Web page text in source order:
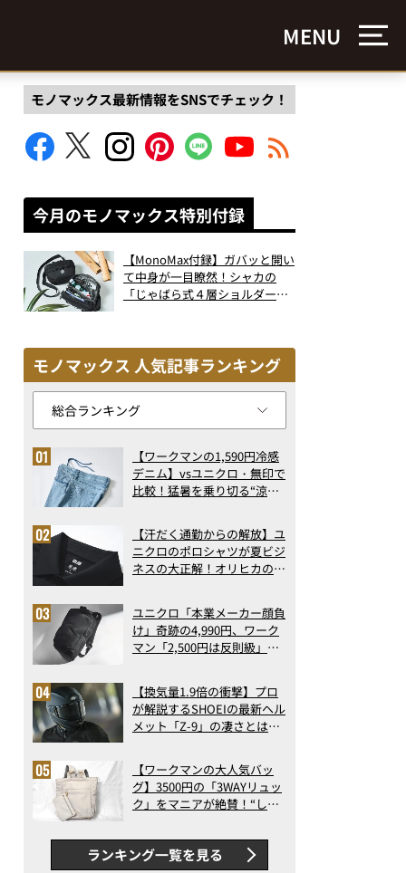
MENU
モノマックス最新情報をSNSでチェック！
今月のモノマックス特別付録
【MonoMax付録】ガバッと開い
て中身が一目瞭然！シャカの
「じゃばら式４層ショルダーバ
モノマックス 人気記事ランキング
【ワークマンの1,590円冷感
デニム】vsユニクロ・無印で
比較！猛暑を乗り切る“涼感
で決定版
【汗だく通勤からの解放】ユ
ニクロのポロシャツが夏ビジ
ネスの大正解！オリヒカの透
アの実力
ユニクロ「本業メーカー顔負
け」奇跡の4,990円、ワーク
マン「2,500円は反則級」凄
ト3】（2026年6月版）
【換気量1.9倍の衝撃】プロ
が解説するSHOEIの最新ヘル
メット「Z-9」の凄さとは？
ス【ワークマンの大人気バッ
グ】3500円の「3WAYリュッ
ク」をマニアが絶賛！“しご
判以上に優秀だった
ランキング一覧を見る